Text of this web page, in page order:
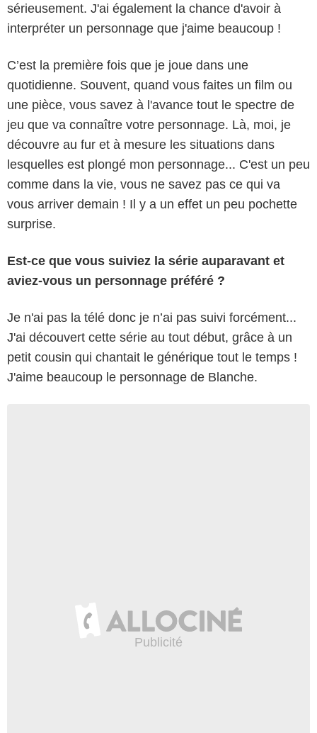
sérieusement. J'ai également la chance d'avoir à
interpréter un personnage que j'aime beaucoup !
C’est la première fois que je joue dans une
quotidienne. Souvent, quand vous faites un film ou
une pièce, vous savez à l'avance tout le spectre de
jeu que va connaître votre personnage. Là, moi, je
découvre au fur et à mesure les situations dans
lesquelles est plongé mon personnage... C'est un peu
comme dans la vie, vous ne savez pas ce qui va
vous arriver demain ! Il y a un effet un peu pochette
surprise.
Est-ce que vous suiviez la série auparavant et
aviez-vous un personnage préféré ?
Je n'ai pas la télé donc je n’ai pas suivi forcément...
J'ai découvert cette série au tout début, grâce à un
petit cousin qui chantait le générique tout le temps !
J'aime beaucoup le personnage de Blanche.